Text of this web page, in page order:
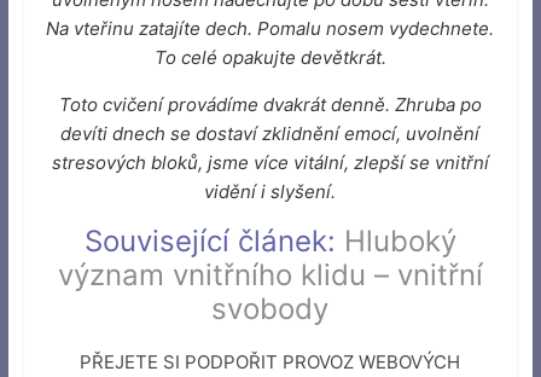
Na vteřinu zatajíte dech. Pomalu nosem vydechnete.
To celé opakujte devětkrát.
Toto cvičení provádíme dvakrát denně. Zhruba po
devíti dnech se dostaví zklidnění emocí, uvolnění
stresových bloků, jsme více vitální, zlepší se vnitřní
vidění i slyšení.
Související článek: Hluboký
význam vnitřního klidu – vnitřní
svobody
PŘEJETE SI PODPOŘIT PROVOZ WEBOVÝCH